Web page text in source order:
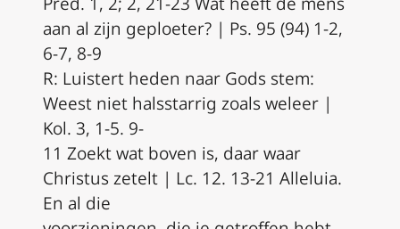
aan al zijn geploeter? | Ps. 95 (94) 1-2,
6-7, 8-9
R: Luistert heden naar Gods stem:
Weest niet halsstarrig zoals weleer |
Kol. 3, 1-5. 9-
11 Zoekt wat boven is, daar waar
Christus zetelt | Lc. 12. 13-21 Alleluia.
En al die